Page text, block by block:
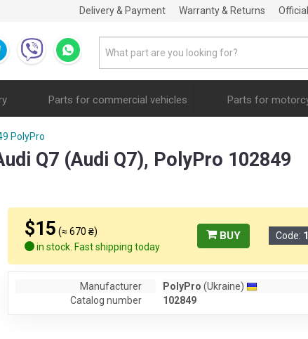
Delivery & Payment Warranty & Returns
Parts for commercial vehicles Parts for
PolyPro
Q7 (Audi Q7), PolyPro 102849
$15 (≈ 670 ₴)
in stock. Fast shipping today
BUY Code:
Manufacturer PolyPro (Ukraine)
Catalog number
102849